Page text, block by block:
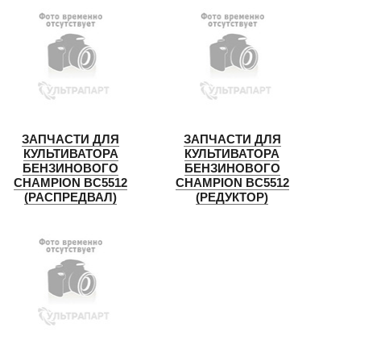
ЗАПЧАСТИ ДЛЯ
КУЛЬТИВАТОРА
БЕНЗИНОВОГО
CHAMPION BC5512
(РАСПРЕДВАЛ)
ЗАПЧАСТИ ДЛЯ
КУЛЬТИВАТОРА
БЕНЗИНОВОГО
CHAMPION BC5512
(РЕДУКТОР)